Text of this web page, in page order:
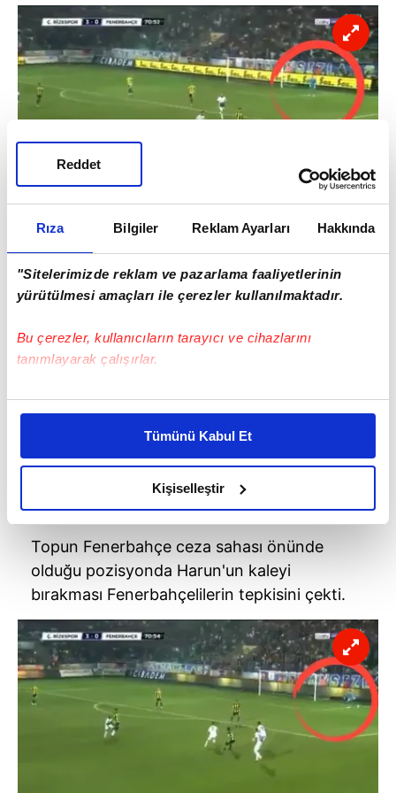
Rıza Bilgiler Reklam Ayarları Hakkında
"Sitelerimizde reklam ve pazarlama faaliyetlerinin
yürütülmesi amaçları ile çerezler kullanılmaktadır.
Bu çerezler, kullanıcıların tarayıcı ve cihazlarını
tanımlayarak çalışırlar.
Bu çerezlere izin vermeniz halinde sizlere özel
daha iyi reklam deneyimi yaşatabiliriz. Bunu yaparken
amacımızın size daha iyi bir reklam deneyimi sunmak
olduğunu ve sizlere en iyi içerikleri sunabilmek adına
elimizden gelen çabayı gösterdiğimizi ve bu noktada,
reklamların maliyetlerimizi karşılamak noktasında tek gelir
kalemimiz olduğunu sizlere hatırlatmak isteriz.
Her halükârda, kullanıcılar, bu çerezlere izin vermedikleri
gösterilmeyecektir."
Sizlere daha iyi bir hizmet sunabilmek için İnternet
Sitemizde kendimize ve üçüncü kişilere ait çerezler
kullanılmaktadır. Bu çerezler vasıtasıyla çeşitli kişisel
verileriniz işlenmekte olup gerekli olan çerezler bilgi
toplumu hizmetlerinin sunulması amacıyla
Tümünü Kabul Et
Kişiselleştir
Reddet
Harun Tekin'in yediği gollerde hatalı
olduğunu düşünen taraftarlar, özellikle 70.
dakikada gerçekleşen pozisyona da
tepkilerini gösterdiler.
Topun Fenerbahçe ceza sahası önünde
olduğu pozisyonda Harun'un kaleyi
bırakması Fenerbahçelilerin tepkisini çekti.